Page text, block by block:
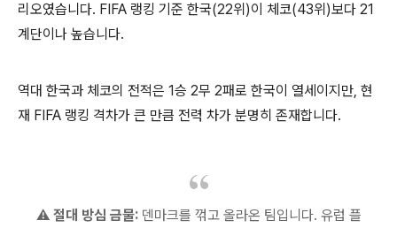
리오였습니다. FIFA 랭킹 기준 한국(22위)이 체코(43위)보다 21
계단이나 높습니다.
역대 한국과 체코의 전적은 1승 2무 2패로 한국이 열세이지만, 현
재 FIFA 랭킹 격차가 큰 만큼 전력 차가 분명히 존재합니다.
⚠️ 절대 방심 금물:덴마크를 꺾고 올라온 팀입니다. 유럽 플